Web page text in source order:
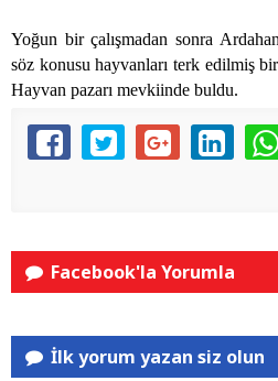
Yoğun bir çalışmadan sonra
söz konusu hayvanları terk edilmiş
Hayvan pazarı mevkiinde buldu.
Facebook'la Yorumla
İlk yorum yazan siz olun